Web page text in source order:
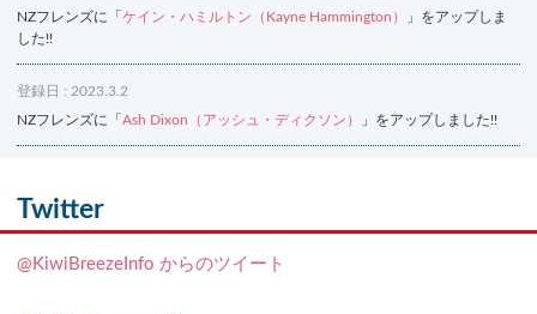
NZフレンズに「 ケイン・ハミルトン（Kayne Hammington）
」をアップしま
した!!
登録日 : 2023.3.2
NZフレンズに「 Ash Dixon（アッシュ・ディクソン） 」をアップしました!!
NZフレンズに「
登録日 : 2019.4.10
Twitter
@KiwiBreezeInfo からのツイート